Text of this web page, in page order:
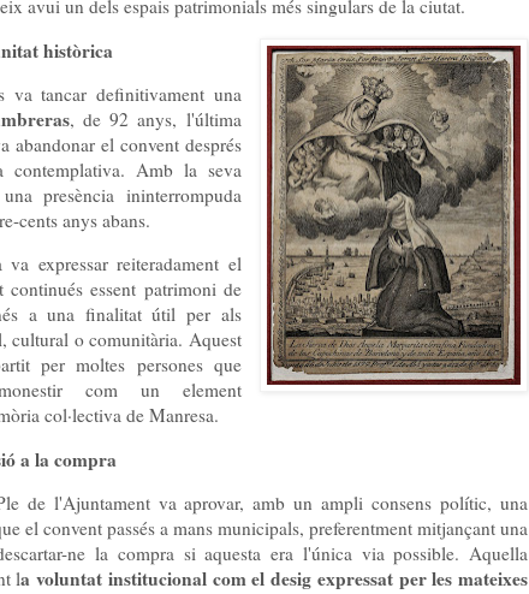
avui un dels espais patrimonials més singulars de la ciutat.
històrica
tancar definitivament una
, de 92 anys, l'última
abandonar el convent després
contemplativa. Amb la seva
presència ininterrompuda
cents anys abans.
expressar reiteradament el
continués essent patrimoni de
a una finalitat útil per als
cultural o comunitària. Aquest
per moltes persones que
com un element
col·lectiva de Manresa.
a la compra
de l'Ajuntament va aprovar, amb un ampli consens polític, una
el convent passés a mans municipals, preferentment mitjançant una
ne la compra si aquesta era l'única via possible. Aquella
la voluntat institucional com el desig expressat per les mateixes